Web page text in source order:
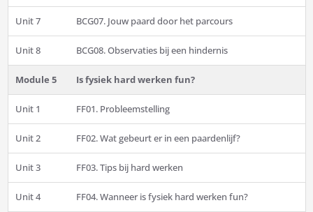
Unit 7 BCG07. Jouw paard door het parcours
Unit 8 BCG08. Observaties bij een hindernis
Module 5 Is fysiek hard werken fun?
Unit 1 FF01. Probleemstelling
Unit 2 FF02. Wat gebeurt er in een paardenlijf?
Unit 3 FF03. Tips bij hard werken
Unit 4 FF04. Wanneer is fysiek hard werken fun?